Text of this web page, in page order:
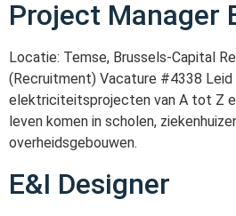
Project Manager
Locatie: Temse, Brussels-Capital
(Recruitment) Vacature #4338 Leid
elektriciteitsprojecten van A tot Z
leven komen in scholen,
overheidsgebouwen.
E&I Designer